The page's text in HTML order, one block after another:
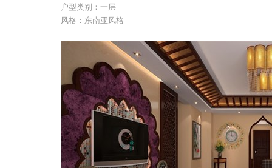
户型类别：一层
风格：东南亚风格